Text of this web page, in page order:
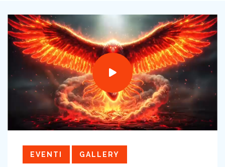
EVENTI GALLERY